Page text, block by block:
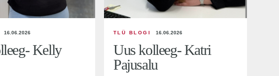
16.06.2026
Kelly
TLÜ BLOGI 16.06.2026
Uus kolleeg- Katri
Pajusalu